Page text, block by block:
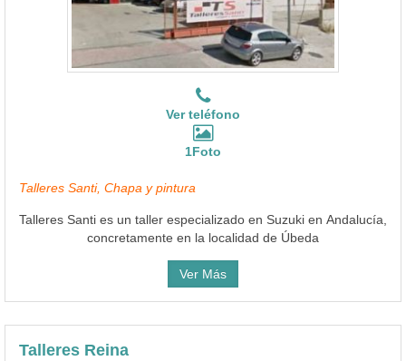
Ver teléfono
1Foto
Talleres Santi, Chapa y pintura
Talleres Santi es un taller especializado en Suzuki en Andalucía,
concretamente en la localidad de Úbeda
Ver Más
Talleres Reina